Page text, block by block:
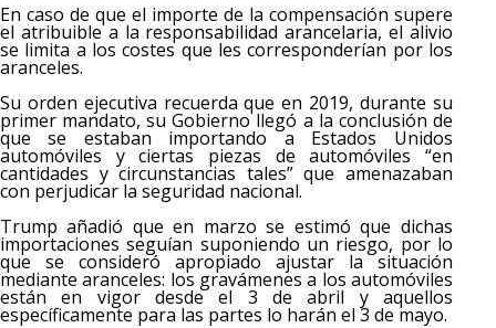
En caso de que el importe de la compensación supere
el atribuible a la responsabilidad arancelaria, el alivio
se limita a los costes que les corresponderían por los
aranceles.
Su orden ejecutiva recuerda que en 2019, durante su
primer mandato, su Gobierno llegó a la conclusión de
que se estaban importando a Estados Unidos
automóviles y ciertas piezas de automóviles “en
cantidades y circunstancias tales” que amenazaban
con perjudicar la seguridad nacional.
Trump añadió que en marzo se estimó que dichas
importaciones seguían suponiendo un riesgo, por lo
que se consideró apropiado ajustar la situación
mediante aranceles: los gravámenes a los automóviles
están en vigor desde el 3 de abril y aquellos
específicamente para las partes lo harán el 3 de mayo.